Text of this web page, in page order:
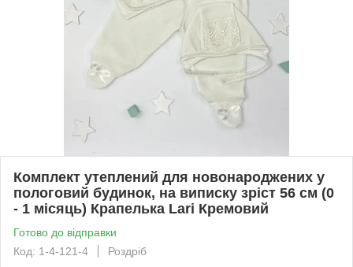
Комплект утеплений для новонароджених у
пологовий будинок, на виписку зріст 56 см (0
- 1 місяць) Крапелька Lari Кремовий
Готово до відправки
Код: 1-4-121-4
Роздріб